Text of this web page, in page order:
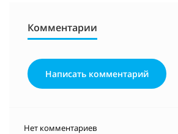
Комментарии
Написать комментарий
Нет комментариев